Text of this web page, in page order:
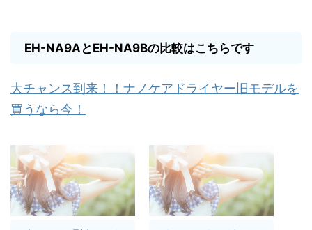
EH-NA9AとEH-NA9Bの比較はこちらです
大チャンス到来！！ナノケアドライヤー旧モデルを
買うなら今！